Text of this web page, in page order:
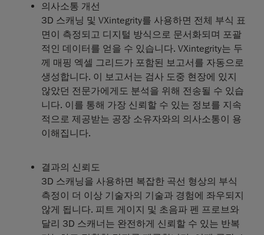
의사소통 개선
3D 스캐닝 및 VXintegrity를 사용하면 전체 부식 표
면이 측정되고 디지털 방식으로 문서화되며 포괄
적인 데이터를 얻을 수 있습니다. VXintegrity는 두
께 매핑 엑셀 그리드가 포함된 보고서를 자동으로
생성합니다. 이 보고서는 검사 도중 현장에 있지
않았던 전문가에게도 분석을 위해 전송될 수 있습
니다. 이를 통해 가장 신뢰할 수 있는 정보를 지속
적으로 제공받는 공장 소유자와의 의사소통이 용
이해집니다.
결과의 신뢰도
3D 스캐닝을 사용하면 복잡한 곡선 형상의 부식
측정이 더 이상 기술자의 기술과 경험에 좌우되지
않게 됩니다. 피트 게이지 및 초음파 펜 프로브와
달리 3D 스캐너는 완전하게 신뢰할 수 있는 반복